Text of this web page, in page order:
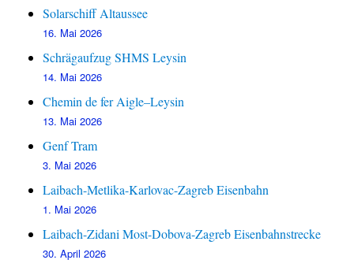
Solarschiff Altaussee
16. Mai 2026
Schrägaufzug SHMS Leysin
14. Mai 2026
Chemin de fer Aigle–Leysin
13. Mai 2026
Genf Tram
3. Mai 2026
Laibach-Metlika-Karlovac-Zagreb Eisenbahn
1. Mai 2026
Laibach-Zidani Most-Dobova-Zagreb Eisenbahnstrecke
30. April 2026